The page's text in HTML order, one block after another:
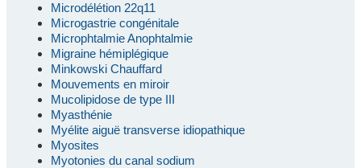
Microdélétion 22q11
Microgastrie congénitale
Microphtalmie Anophtalmie
Migraine hémiplégique
Minkowski Chauffard
Mouvements en miroir
Mucolipidose de type III
Myasthénie
Myélite aiguë transverse idiopathique
Myosites
Myotonies du canal sodium